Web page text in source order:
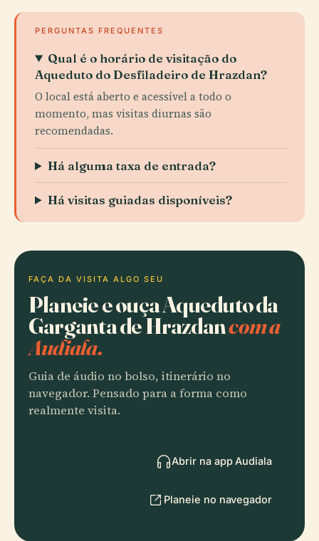
PERGUNTAS FREQUENTES
Qual é o horário de visitação do
Aqueduto do Desfiladeiro de Hrazdan?
O local está aberto e acessível a todo o
momento, mas visitas diurnas são
recomendadas.
Há alguma taxa de entrada?
Há visitas guiadas disponíveis?
FAÇA DA VISITA ALGO SEU
Planeie e ouça Aqueduto da
Garganta de Hrazdancom a
Audiala.
Guia de áudio no bolso, itinerário no
navegador. Pensado para a forma como
realmente visita.
Abrir na app Audiala
Planeie no navegador